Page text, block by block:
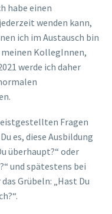
habe einen
wenden kann,
ich im Austausch bin
KollegInnen,
werde ich daher
Fragen
es, diese Ausbildung
überhaupt?“ oder
und spätestens bei
Grübeln: „Hast Du